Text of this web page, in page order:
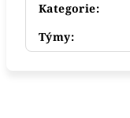
Kategorie:
Týmy: